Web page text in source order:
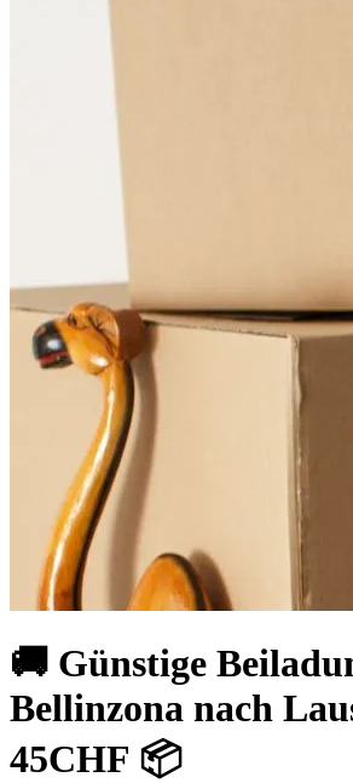
🚚 Günstige
Bellinzona nach
45CHF 📦